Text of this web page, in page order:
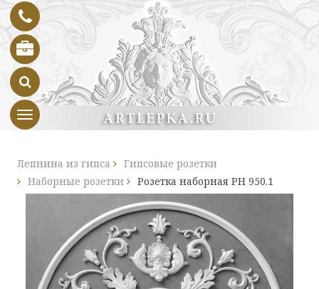
Toggle navigation
Лепнина из гипса
Гипсовые розетки
Наборные розетки
Розетка наборная РН 950.1